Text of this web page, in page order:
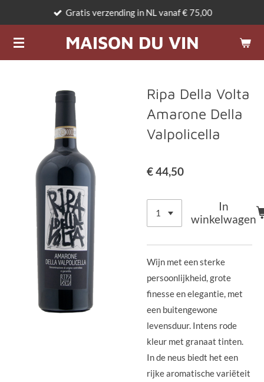
naar
de
MAISON DU VIN
Gratis verzending in NL vanaf € 75,00
Ripa Della Volta
Amarone Della
Valpolicella
€ 44,50
In
winkelwagen
Wijn met een sterke
persoonlijkheid, grote
finesse en elegantie, met
een buitengewone
levensduur. Intens rode
kleur met granaat tinten.
In de neus biedt het een
rijke aromatische variëteit